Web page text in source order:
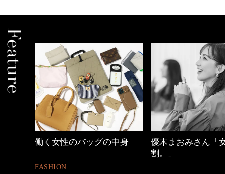
働く女性のバッグの中身
FASHION
優木まおみさん「
割。」